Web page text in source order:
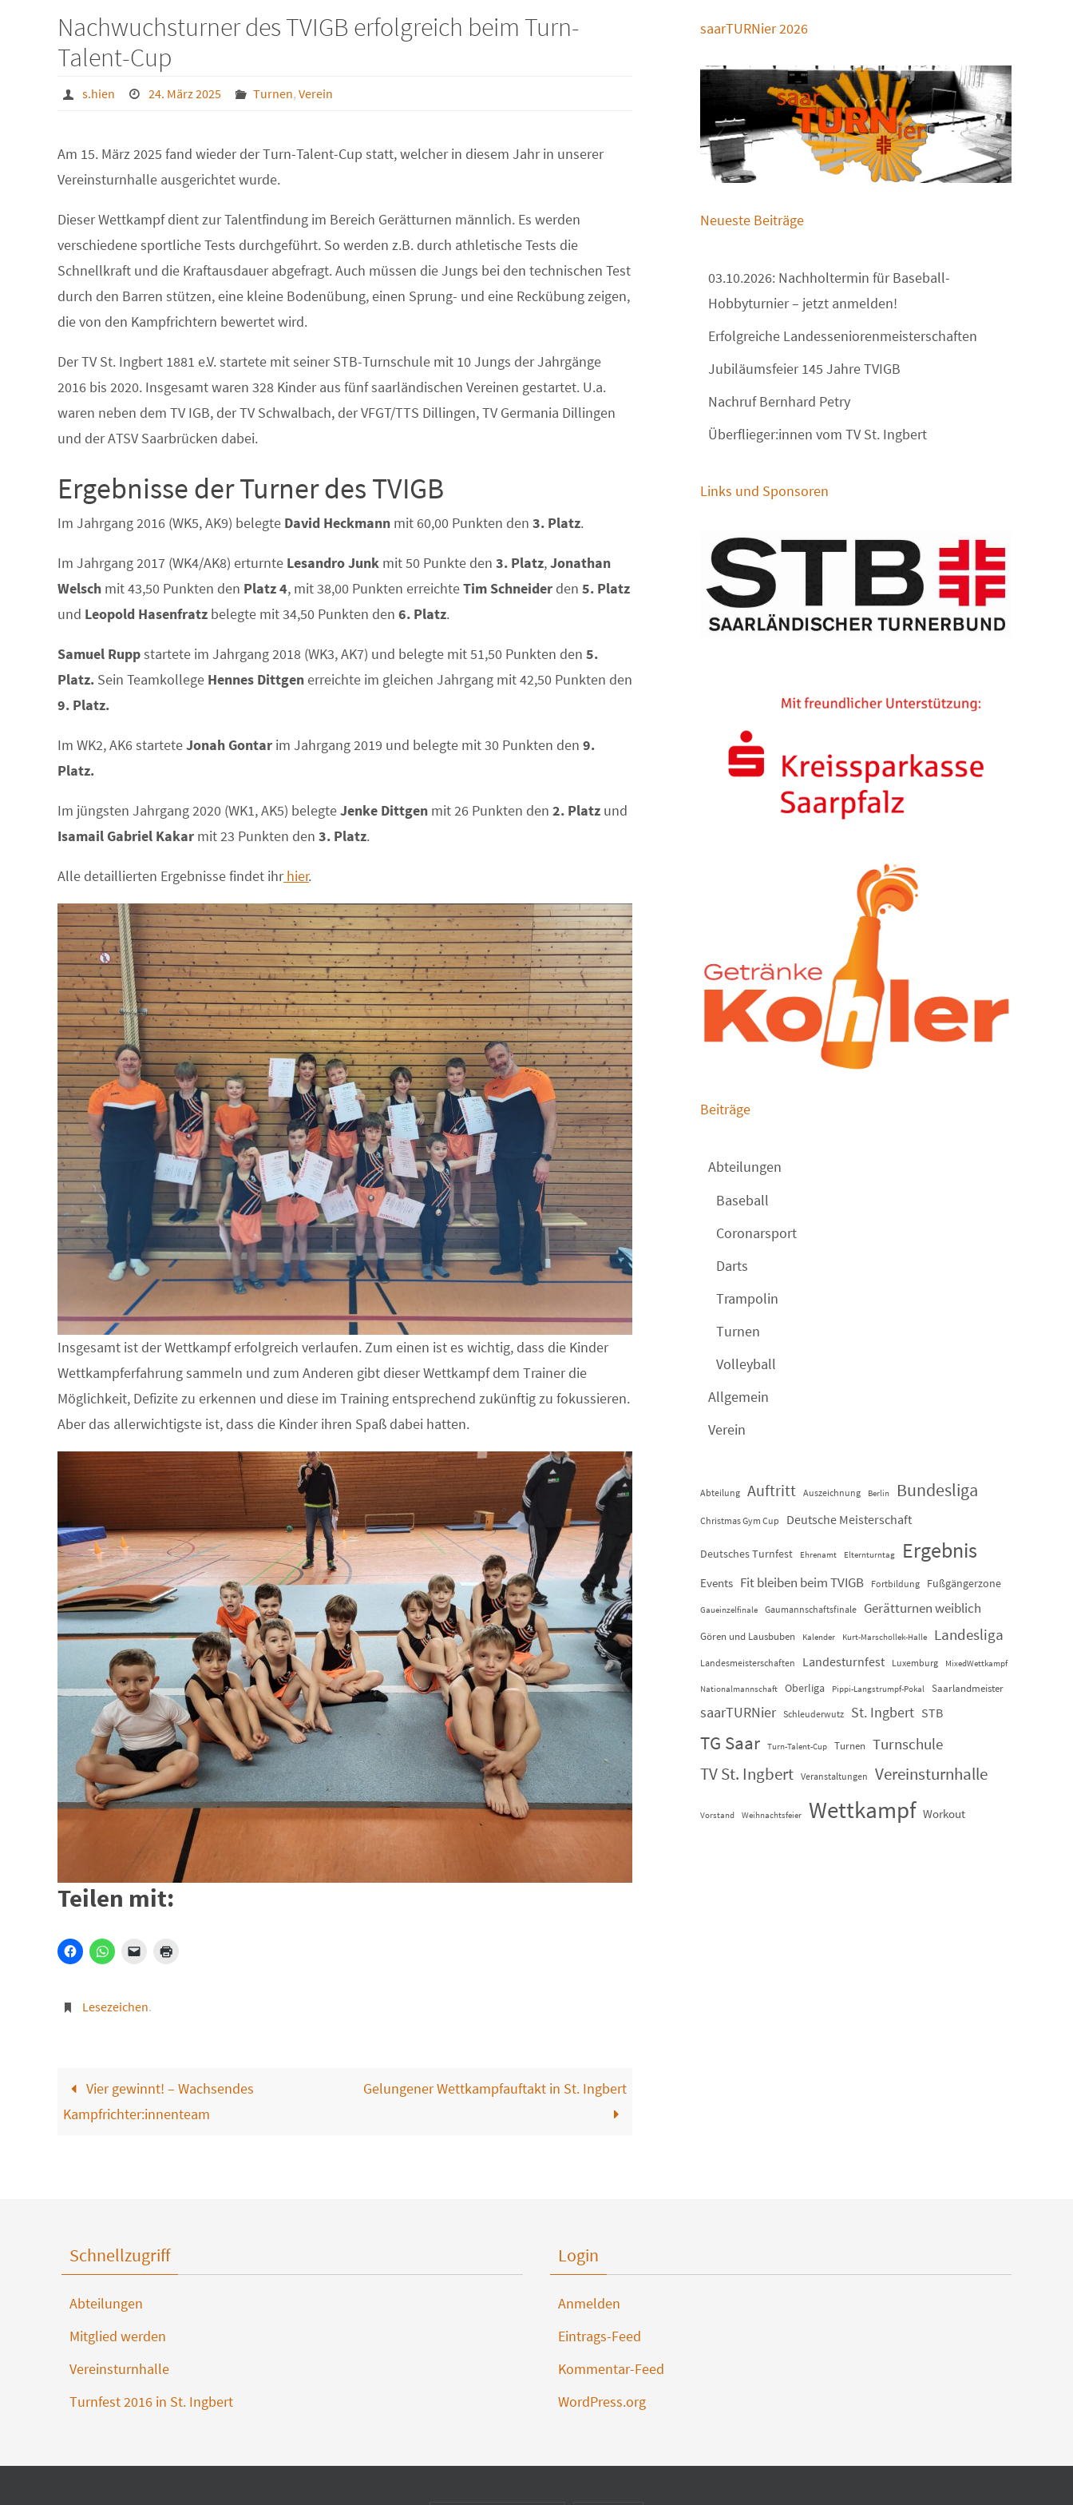
Nachwuchsturner des TVIGB erfolgreich beim Turn-
Talent-Cup
s.hien 24. März 2025 Turnen,Verein
Am 15. März 2025 fand wieder der Turn-Talent-Cup statt, welcher in diesem Jahr in unserer
Vereinsturnhalle ausgerichtet wurde.
Dieser Wettkampf dient zur Talentfindung im Bereich Gerätturnen männlich. Es werden
verschiedene sportliche Tests durchgeführt. So werden z.B. durch athletische Tests die
Schnellkraft und die Kraftausdauer abgefragt. Auch müssen die Jungs bei den technischen Test
durch den Barren stützen, eine kleine Bodenübung, einen Sprung- und eine Reckübung zeigen,
die von den Kampfrichtern bewertet wird.
Der TV St. Ingbert 1881 e.V. startete mit seiner STB-Turnschule mit 10 Jungs der Jahrgänge
2016 bis 2020. Insgesamt waren 328 Kinder aus fünf saarländischen Vereinen gestartet. U.a.
waren neben dem TV IGB, der TV Schwalbach, der VFGT/TTS Dillingen, TV Germania Dillingen
und der ATSV Saarbrücken dabei.
Ergebnisse der Turner des TVIGB
Im Jahrgang 2016 (WK5, AK9) belegte David Heckmann mit 60,00 Punkten den 3. Platz.
Im Jahrgang 2017 (WK4/AK8) erturnte Lesandro Junk mit 50 Punkte den 3. Platz,Jonathan
Welsch mit 43,50 Punkten den Platz 4, mit 38,00 Punkten erreichteTim Schneider den 5. Platz
und Leopold Hasenfratz belegte mit 34,50 Punkten den 6. Platz.
Samuel Ruppstartete im Jahrgang 2018 (WK3, AK7) und belegte mit 51,50 Punkten den 5.
Platz. Sein Teamkollege Hennes Dittgenerreichte im gleichen Jahrgang mit 42,50 Punkten den
9. Platz.
Im WK2, AK6 starteteJonah Gontar im Jahrgang 2019 und belegte mit 30 Punkten den 9.
Platz.
Im jüngsten Jahrgang 2020 (WK1, AK5) belegteJenke Dittgen mit 26 Punkten den 2. Platz und
Isamail Gabriel Kakar mit 23 Punkten den 3. Platz.
Alle detaillierten Ergebnisse findet ihrhier.
Insgesamt ist der Wettkampf erfolgreich verlaufen. Zum einen ist es wichtig, dass die Kinder
Wettkampferfahrung sammeln und zum Anderen gibt dieser Wettkampf dem Trainer die
Möglichkeit, Defizite zu erkennen und diese im Training entsprechend zukünftig zu fokussieren.
Aber das allerwichtigste ist, dass die Kinder ihren Spaß dabei hatten.
Teilen mit:
Lesezeichen.
Vier gewinnt! – Wachsendes
Kampfrichter:innenteam
Gelungener Wettkampfauftakt in St. Ingbert
saarTURNier 2026
Neueste Beiträge
03.10.2026: Nachholtermin für Baseball-
Hobbyturnier – jetzt anmelden!
Erfolgreiche Landesseniorenmeisterschaften
Jubiläumsfeier 145 Jahre TVIGB
Nachruf Bernhard Petry
Überflieger:innen vom TV St. Ingbert
Links und Sponsoren
Beiträge
Abteilungen
Baseball
Coronarsport
Darts
Trampolin
Turnen
Volleyball
Allgemein
Verein
Abteilung Auftritt Auszeichnung Berlin Bundesliga
Christmas Gym Cup Deutsche Meisterschaft
Deutsches Turnfest Ehrenamt Elternturntag Ergebnis
Events Fit bleiben beim TVIGB Fortbildung Fußgängerzone
Gaueinzelfinale Gaumannschaftsfinale Gerätturnen weiblich
Gören und Lausbuben Kalender Kurt-Marschollek-Halle Landesliga
Landesmeisterschaften Landesturnfest Luxemburg MixedWettkampf
Nationalmannschaft Oberliga Pippi-Langstrumpf-Pokal Saarlandmeister
saarTURNier Schleuderwutz St. Ingbert STB
TG Saar Turn-Talent-Cup Turnen Turnschule
TV St. Ingbert Veranstaltungen Vereinsturnhalle
Vorstand Weihnachtsfeier Wettkampf Workout
Schnellzugriff
Abteilungen
Mitglied werden
Vereinsturnhalle
Turnfest 2016 in St. Ingbert
Login
Anmelden
Eintrags-Feed
Kommentar-Feed
WordPress.org